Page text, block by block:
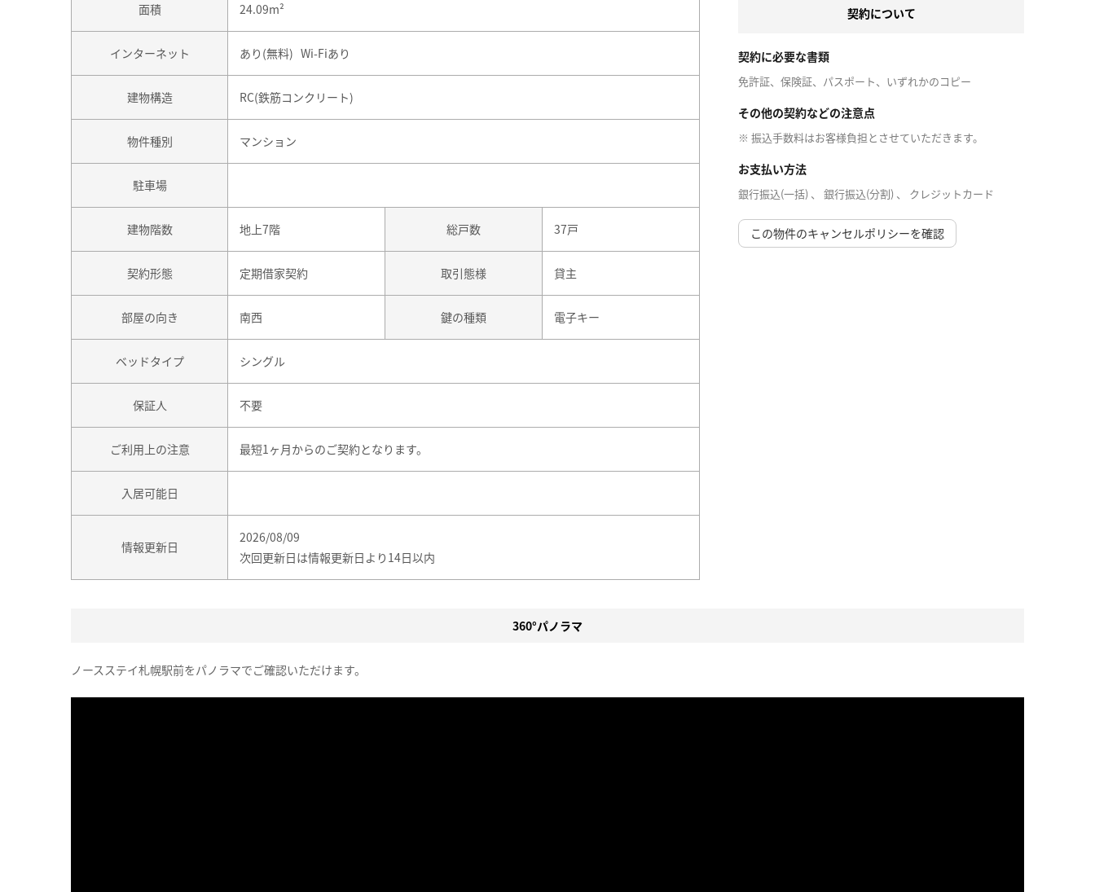
契約について
契約に必要な書類
免許証、保険証、パスポート、いずれかのコピー
その他の契約などの注意点
※ 振込手数料はお客様負担とさせていただきます。
お支払い方法
銀行振込(一括) 、 銀行振込(分割) 、 クレジットカード
この物件のキャンセルポリシーを確認
面積 24.09m²
インターネット あり(無料) Wi-Fiあり
建物構造 RC(鉄筋コンクリート)
物件種別 マンション
駐車場
建物階数 地上7階 総戸数 37戸
契約形態 定期借家契約 取引態様 貸主
部屋の向き 南西 鍵の種類 電子キー
ベッドタイプ シングル
保証人 不要
ご利用上の注意 最短1ヶ月からのご契約となります。
入居可能日
情報更新日
2026/08/09
次回更新日は情報更新日より14日以内
360°パノラマ
ノースステイ札幌駅前をパノラマでご確認いただけます。